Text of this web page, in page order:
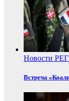
Новости
Встреча